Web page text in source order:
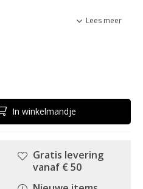
Lees meer
In winkelmandje
Gratis levering
vanaf € 50